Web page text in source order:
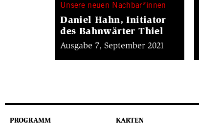
Unsere neuen Nachbar*innen
Daniel Hahn, Initiator
des Bahnwärter Thiel
Ausgabe 7, September 2021
PROGRAMM KARTEN